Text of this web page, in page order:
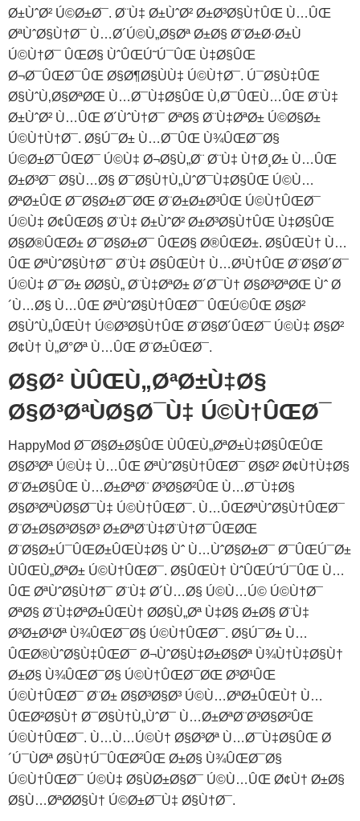
Ø±ÙˆØ² Ú©Ø±Ø¯. Ø¨Ù‡ Ø±ÙˆØ² Ø±Ø³Ø§Ù†ÛŒ Ù…ÛŒ
ØªÙˆØ§Ù†Ø¯ Ù…Ø´Ú©Ù„Ø§Øª Ø±Ø§ Ø¨Ø±Ø·Ø±Ù
Ú©Ù†Ø¯ ÛŒØ§ ÙˆÛŒÚ˜Ú¯ÛŒ Ù‡Ø§ÛŒ
Ø¬Ø¯ÛŒØ¯ÛŒ Ø§Ø¶Ø§ÙÙ‡ Ú©Ù†Ø¯. Ú¯Ø§Ù‡ÛŒ
Ø§ÙˆÙ‚Ø§ØªØŒ Ù…Ø¯Ù‡Ø§ÛŒ Ù‚Ø¯ÛŒÙ…ÛŒ Ø¨Ù‡
Ø±ÙˆØ² Ù…ÛŒ Ø´ÙˆÙ†Ø¯ ØªØ§ Ø¨Ù‡ØªØ± Ú©Ø§Ø±
Ú©Ù†Ù†Ø¯. Ø§Ú¯Ø± Ù…Ø¯ÛŒ Ù¾ÛŒØ¯Ø§
Ú©Ø±Ø¯ÛŒØ¯ Ú©Ù‡ Ø¬Ø§Ù„Ø¨ Ø¨Ù‡ Ù†Ø¸Ø± Ù…ÛŒ
Ø±Ø³Ø¯ Ø§Ù…Ø§ Ø¯Ø§Ù†Ù„ÙˆØ¯Ù‡Ø§ÛŒ Ú©Ù…
ØªØ±ÛŒ Ø¯Ø§Ø±Ø¯ØŒ Ø¨Ø±Ø±Ø³ÛŒ Ú©Ù†ÛŒØ¯
Ú©Ù‡ Ø¢ÛŒØ§ Ø¨Ù‡ Ø±ÙˆØ² Ø±Ø³Ø§Ù†ÛŒ Ù‡Ø§ÛŒ
Ø§Ø®ÛŒØ± Ø¯Ø§Ø±Ø¯ ÛŒØ§ Ø®ÛŒØ±. Ø§ÛŒÙ† Ù…
ÛŒ ØªÙˆØ§Ù†Ø¯ Ø¨Ù‡ Ø§ÛŒÙ† Ù…Ø¹Ù†ÛŒ Ø¨Ø§Ø´Ø¯
Ú©Ù‡ Ø¯Ø± Ø­Ø§Ù„ Ø¨Ù‡ØªØ± Ø´Ø¯Ù† Ø§Ø³ØªØŒ Ùˆ Ø
´Ù…Ø§ Ù…ÛŒ ØªÙˆØ§Ù†ÛŒØ¯ ÛŒÚ©ÛŒ Ø§Ø²
Ø§ÙˆÙ„ÛŒÙ† Ú©Ø³Ø§Ù†ÛŒ Ø¨Ø§Ø´ÛŒØ¯ Ú©Ù‡ Ø§Ø²
Ø¢Ù† Ù„Ø°Øª Ù…ÛŒ Ø¨Ø±ÛŒØ¯.
Ø§Ø² ÙÛŒÙ„ØªØ±Ù‡Ø§
Ø§Ø³ØªÙØ§Ø¯Ù‡ Ú©Ù†ÛŒØ¯
HappyMod Ø¯Ø§Ø±Ø§ÛŒ ÙÛŒÙ„ØªØ±Ù‡Ø§ÛŒÛŒ
Ø§Ø³Øª Ú©Ù‡ Ù…ÛŒ ØªÙˆØ§Ù†ÛŒØ¯ Ø§Ø² Ø¢Ù†Ù‡Ø§
Ø¨Ø±Ø§ÛŒ Ù…Ø±ØªØ¨ Ø³Ø§Ø²ÛŒ Ù…Ø¯Ù‡Ø§
Ø§Ø³ØªÙØ§Ø¯Ù‡ Ú©Ù†ÛŒØ¯. Ù…ÛŒ‌ØªÙˆØ§Ù†ÛŒØ¯
Ø¨Ø±Ø§Ø³Ø§Ø³ Ø±ØªØ¨Ù‡‌Ø¨Ù†Ø¯ÛŒØŒ
Ø¨Ø§Ø±Ú¯ÛŒØ±ÛŒ‌Ù‡Ø§ Ùˆ Ù…ÙˆØ§Ø±Ø¯ Ø¯ÛŒÚ¯Ø±
ÙÛŒÙ„ØªØ± Ú©Ù†ÛŒØ¯. Ø§ÛŒÙ† ÙˆÛŒÚ˜Ú¯ÛŒ Ù…
ÛŒ ØªÙˆØ§Ù†Ø¯ Ø¨Ù‡ Ø´Ù…Ø§ Ú©Ù…Ú© Ú©Ù†Ø¯
ØªØ§ Ø¨Ù‡ØªØ±ÛŒÙ† Ø­Ø§Ù„Øª Ù‡Ø§ Ø±Ø§ Ø¨Ù‡
Ø³Ø±Ø¹Øª Ù¾ÛŒØ¯Ø§ Ú©Ù†ÛŒØ¯. Ø§Ú¯Ø± Ù…
ÛŒ‌Ø®ÙˆØ§Ù‡ÛŒØ¯ Ø¬ÙˆØ§Ù‡Ø±Ø§Øª Ù¾Ù†Ù‡Ø§Ù†
Ø±Ø§ Ù¾ÛŒØ¯Ø§ Ú©Ù†ÛŒØ¯ØŒ Ø³Ø¹ÛŒ
Ú©Ù†ÛŒØ¯ Ø¨Ø± Ø§Ø³Ø§Ø³ Ú©Ù…ØªØ±ÛŒÙ† Ù…
ÛŒØ²Ø§Ù† Ø¯Ø§Ù†Ù„ÙˆØ¯ Ù…Ø±ØªØ¨‌Ø³Ø§Ø²ÛŒ
Ú©Ù†ÛŒØ¯. Ù…Ù…Ú©Ù† Ø§Ø³Øª Ù…Ø¯Ù‡Ø§ÛŒ Ø
´Ú¯ÙØª Ø§Ù†Ú¯ÛŒØ²ÛŒ Ø±Ø§ Ù¾ÛŒØ¯Ø§
Ú©Ù†ÛŒØ¯ Ú©Ù‡ Ø§ÙØ±Ø§Ø¯ Ú©Ù…ÛŒ Ø¢Ù† Ø±Ø§
Ø§Ù…ØªØ­Ø§Ù† Ú©Ø±Ø¯Ù‡ Ø§Ù†Ø¯.